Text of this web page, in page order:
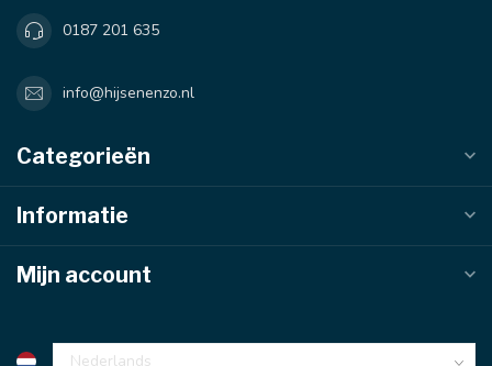
0187 201 635
info@hijsenenzo.nl
Categorieën
Informatie
Mijn account